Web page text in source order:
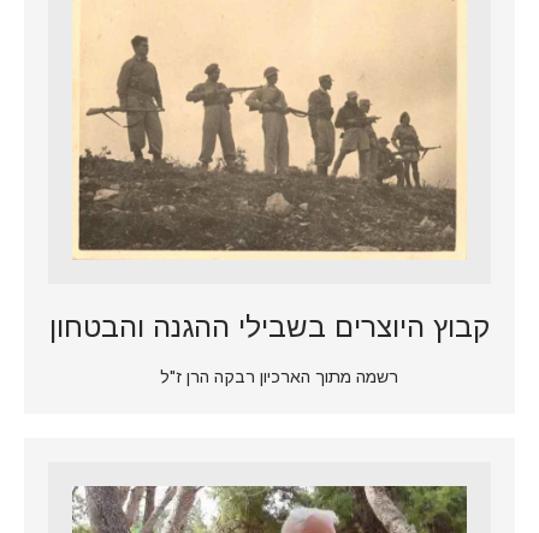
קבוץ היוצרים בשבילי ההגנה והבטחון
רשמה מתוך הארכיון רבקה הרן ז"ל